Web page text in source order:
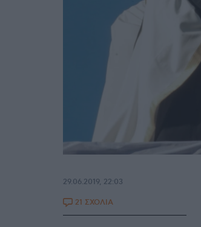
29.06.2019, 22:03
21 ΣΧΟΛΙΑ